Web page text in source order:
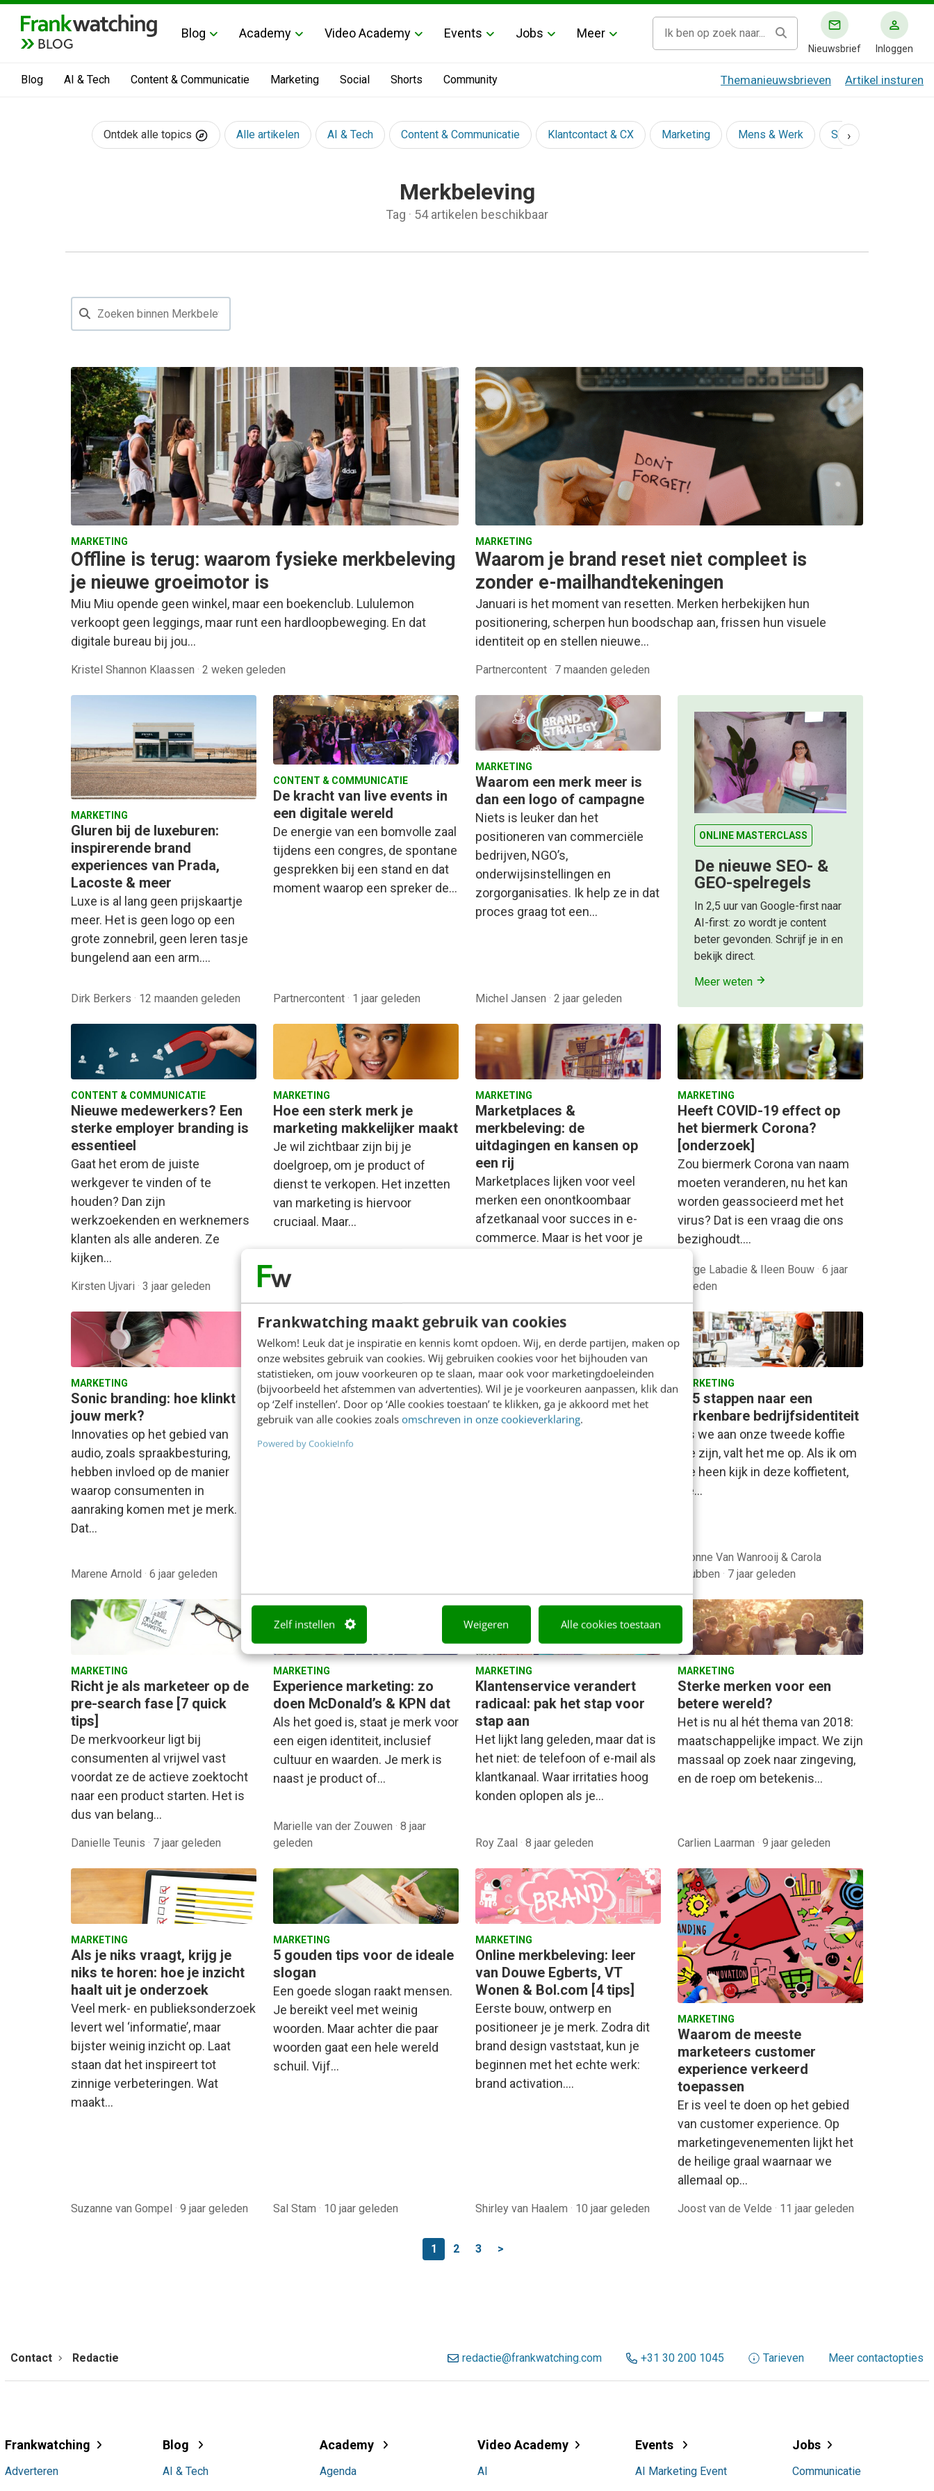
Frankwatching maakt gebruik van cookies
Welkom! Leuk dat je inspiratie en kennis komt opdoen. Wij, en derde partijen, maken op
onze websites gebruik van cookies. Wij gebruiken cookies voor het bijhouden van
statistieken, om jouw voorkeuren op te slaan, maar ook voor marketingdoeleinden
(bijvoorbeeld het afstemmen van advertenties). Wil je je voorkeuren aanpassen, klik dan
op ‘Zelf instellen’. Door op ‘Alle cookies toestaan’ te klikken, ga je akkoord met het
gebruik van alle cookies zoals omschreven in onze cookieverklaring.
Powered by CookieInfo
Zelf instellen Weigeren Alle cookies toestaan
BLOG
Blog Academy Video Academy Events Jobs Meer
Nieuwsbrief Inloggen
Blog AI & Tech Content & Communicatie Marketing Social Shorts Community Themanieuwsbrieven Artikel insturen
Ontdek alle topics Alle artikelen AI & Tech Content & Communicatie Klantcontact & CX Marketing Mens & Werk Social
›
Merkbeleving
Tag · 54 artikelen beschikbaar
MARKETING
Offline is terug: waarom fysieke merkbeleving
je nieuwe groeimotor is
Miu Miu opende geen winkel, maar een boekenclub. Lululemon
verkoopt geen leggings, maar runt een hardloopbeweging. En dat
digitale bureau bij jou…
Kristel Shannon Klaassen · 2 weken geleden
MARKETING
Waarom je brand reset niet compleet is
zonder e-mailhandtekeningen
Januari is het moment van resetten. Merken herbekijken hun
positionering, scherpen hun boodschap aan, frissen hun visuele
identiteit op en stellen nieuwe…
Partnercontent · 7 maanden geleden
MARKETING
Gluren bij de luxeburen:
inspirerende brand
experiences van Prada,
Lacoste & meer
Luxe is al lang geen prijskaartje
meer. Het is geen logo op een
grote zonnebril, geen leren tasje
bungelend aan een arm.…
Dirk Berkers · 12 maanden geleden
CONTENT & COMMUNICATIE
De kracht van live events in
een digitale wereld
De energie van een bomvolle zaal
tijdens een congres, de spontane
gesprekken bij een stand en dat
moment waarop een spreker de…
Partnercontent · 1 jaar geleden
MARKETING
Waarom een merk meer is
dan een logo of campagne
Niets is leuker dan het
positioneren van commerciële
bedrijven, NGO’s,
onderwijsinstellingen en
zorgorganisaties. Ik help ze in dat
proces graag tot een…
Michel Jansen · 2 jaar geleden
ONLINE MASTERCLASS
De nieuwe SEO- &
GEO-spelregels
In 2,5 uur van Google-first naar
AI-first: zo wordt je content
beter gevonden. Schrijf je in en
bekijk direct.
Meer weten
CONTENT & COMMUNICATIE
Nieuwe medewerkers? Een
sterke employer branding is
essentieel
Gaat het erom de juiste
werkgever te vinden of te
houden? Dan zijn
werkzoekenden en werknemers
klanten als alle anderen. Ze
kijken…
Kirsten Ujvari · 3 jaar geleden
MARKETING
Hoe een sterk merk je
marketing makkelijker maakt
Je wil zichtbaar zijn bij je
doelgroep, om je product of
dienst te verkopen. Het inzetten
van marketing is hiervoor
cruciaal. Maar…
Hiensch
MARKETING
Marketplaces &
merkbeleving: de
uitdagingen en kansen op
een rij
Marketplaces lijken voor veel
merken een onontkoombaar
afzetkanaal voor succes in e-
commerce. Maar is het voor je
MARKETING
Heeft COVID-19 effect op
het biermerk Corona?
[onderzoek]
Zou biermerk Corona van naam
moeten veranderen, nu het kan
worden geassocieerd met het
virus? Dat is een vraag die ons
bezighoudt.…
Jorge Labadie & Ileen Bouw · 6 jaar
geleden
MARKETING
Sonic branding: hoe klinkt
jouw merk?
Innovaties op het gebied van
audio, zoals spraakbesturing,
hebben invloed op de manier
waarop consumenten in
aanraking komen met je merk.
Dat…
Marene Arnold · 6 jaar geleden
MARKETING
De waarde van merken in de
digital age
bedrijven in de Fortune 500 failliet
MARKETING
De tone of voice van je
bedrijf bepalen? Dit zijn de 5
MARKETING
In 5 stappen naar een
herkenbare bedrijfsidentiteit
Als we aan onze tweede koffie
toe zijn, valt het me op. Als ik om
me heen kijk in deze koffietent,
zie…
Yvonne Van Wanrooij & Carola
Knubben · 7 jaar geleden
MARKETING
Richt je als marketeer op de
pre-search fase [7 quick
tips]
De merkvoorkeur ligt bij
consumenten al vrijwel vast
voordat ze de actieve zoektocht
naar een product starten. Het is
dus van belang…
Danielle Teunis · 7 jaar geleden
MARKETING
Experience marketing: zo
doen McDonald’s & KPN dat
Als het goed is, staat je merk voor
een eigen identiteit, inclusief
cultuur en waarden. Je merk is
naast je product of…
Marielle van der Zouwen · 8 jaar
geleden
MARKETING
Klantenservice verandert
radicaal: pak het stap voor
stap aan
Het lijkt lang geleden, maar dat is
het niet: de telefoon of e-mail als
klantkanaal. Waar irritaties hoog
konden oplopen als je…
Roy Zaal · 8 jaar geleden
MARKETING
Sterke merken voor een
betere wereld?
Het is nu al hét thema van 2018:
maatschappelijke impact. We zijn
massaal op zoek naar zingeving,
en de roep om betekenis…
Carlien Laarman · 9 jaar geleden
MARKETING
Als je niks vraagt, krijg je
niks te horen: hoe je inzicht
haalt uit je onderzoek
Veel merk- en publieksonderzoek
levert wel ‘informatie’, maar
bijster weinig inzicht op. Laat
staan dat het inspireert tot
zinnige verbeteringen. Wat
maakt…
Suzanne van Gompel · 9 jaar geleden
MARKETING
5 gouden tips voor de ideale
slogan
Een goede slogan raakt mensen.
Je bereikt veel met weinig
woorden. Maar achter die paar
woorden gaat een hele wereld
schuil. Vijf…
Sal Stam · 10 jaar geleden
MARKETING
Online merkbeleving: leer
van Douwe Egberts, VT
Wonen & Bol.com [4 tips]
Eerste bouw, ontwerp en
positioneer je je merk. Zodra dit
brand design vaststaat, kun je
beginnen met het echte werk:
brand activation.…
Shirley van Haalem · 10 jaar geleden
MARKETING
Waarom de meeste
marketeers customer
experience verkeerd
toepassen
Er is veel te doen op het gebied
van customer experience. Op
marketingevenementen lijkt het
de heilige graal waarnaar we
allemaal op…
Joost van de Velde · 11 jaar geleden
1 2 3 >
Contact Redactie redactie@frankwatching.com +31 30 200 1045 Tarieven Meer contactopties
Frankwatching
Adverteren
Blog
AI & Tech
Academy
Agenda
Video Academy
AI
Events
AI Marketing Event
Jobs
Communicatie